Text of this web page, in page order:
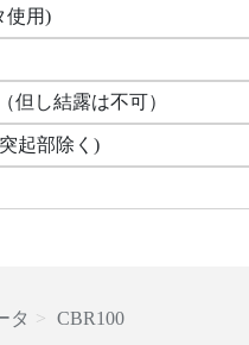
使用)
し結露は不可）
起部除く)
タ CBR100